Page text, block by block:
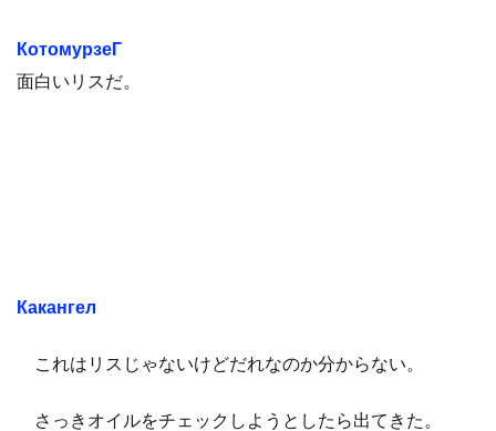
КотомурзеГ
面白いリスだ。
Какангел
これはリスじゃないけどだれなのか分からない。
さっきオイルをチェックしようとしたら出てきた。